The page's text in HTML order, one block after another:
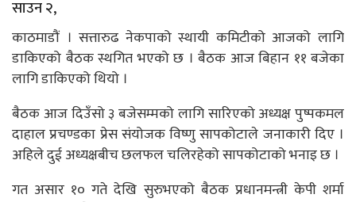
साउन २,
काठमाडौं । सत्तारुढ नेकपाको स्थायी कमिटीको आजको लागि
डाकिएको बैठक स्थगित भएको छ । बैठक आज बिहान ११ बजेका
लागि डाकिएको थियो ।
बैठक आज दिउँसो ३ बजेसम्मको लागि सारिएको अध्यक्ष पुष्पकमल
दाहाल प्रचण्डका प्रेस संयोजक विष्णु सापकोटाले जनाकारी दिए ।
अहिले दुई अध्यक्षबीच छलफल चलिरहेको सापकोटाको भनाइ छ ।
गत असार १० गते देखि सुरुभएको बैठक प्रधानमन्त्री केपी शर्मा